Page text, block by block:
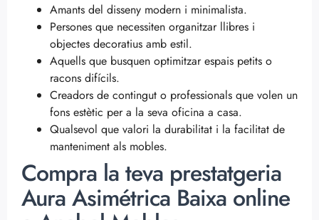
Amants del disseny modern i minimalista.
Persones que necessiten organitzar llibres i
objectes decoratius amb estil.
Aquells que busquen optimitzar espais petits o
racons difícils.
Creadors de contingut o professionals que volen un
fons estètic per a la seva oficina a casa.
Qualsevol que valori la durabilitat i la facilitat de
manteniment als mobles.
Compra la teva prestatgeria
Aura Asimétrica Baixa online